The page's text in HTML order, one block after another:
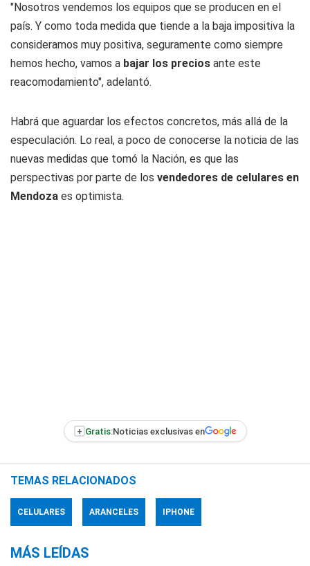
"Nosotros vendemos los equipos que se producen en el
país. Y como toda medida que tiende a la baja impositiva la
consideramos muy positiva, seguramente como siempre
hemos hecho, vamos a bajar los precios ante este
reacomodamiento", adelantó.
Habrá que aguardar los efectos concretos, más allá de la
especulación. Lo real, a poco de conocerse la noticia de las
nuevas medidas que tomó la Nación, es que las
perspectivas por parte de los vendedores de celulares en
Mendoza es optimista.
+ Gratis:Noticias exclusivas en
TEMAS RELACIONADOS
CELULARES ARANCELES IPHONE
MÁS LEÍDAS